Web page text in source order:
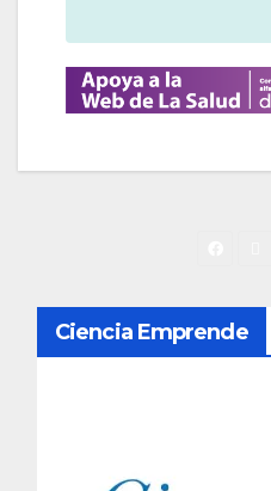
N
a
Ciencia Emprende